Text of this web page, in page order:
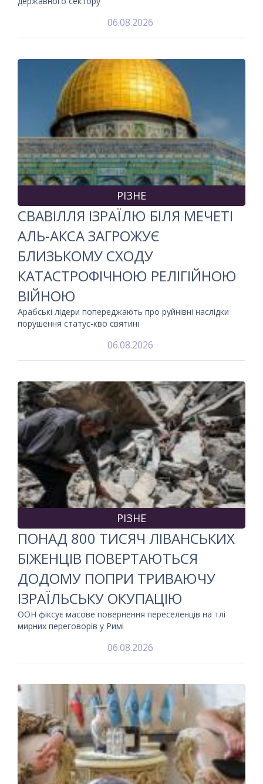
06.08.2026
РІЗНЕ
СВАВІЛЛЯ ІЗРАЇЛЮ БІЛЯ МЕЧЕТІ
АЛЬ-АКСА ЗАГРОЖУЄ
БЛИЗЬКОМУ СХОДУ
КАТАСТРОФІЧНОЮ РЕЛІГІЙНОЮ
ВІЙНОЮ
Арабські лідери попереджають про руйнівні наслідки
порушення статус-кво святині
06.08.2026
РІЗНЕ
ПОНАД 800 ТИСЯЧ ЛІВАНСЬКИХ
БІЖЕНЦІВ ПОВЕРТАЮТЬСЯ
ДОДОМУ ПОПРИ ТРИВАЮЧУ
ІЗРАЇЛЬСЬКУ ОКУПАЦІЮ
ООН фіксує масове повернення переселенців на тлі
мирних переговорів у Римі
06.08.2026